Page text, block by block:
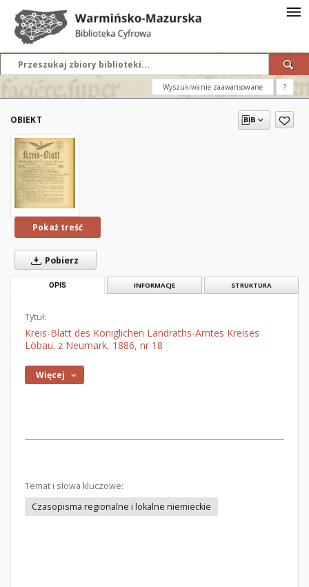
Wyszukiwanie zaawansowane ?
OBIEKT
Pokaż treść
Pobierz
OPIS INFORMACJE STRUKTURA
Tytuł:
Kreis-Blatt des Königlichen Landraths-Amtes Kreises
Löbau. z Neumark, 1886, nr 18
Więcej
Temat i słowa kluczowe:
Czasopisma regionalne i lokalne niemieckie